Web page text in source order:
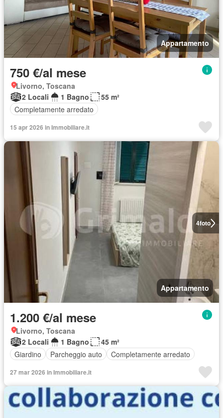
Appartamento
750 €/al mese
Livorno, Toscana
2 Locali
1 Bagno
55 m²
Completamente arredato
15 apr 2026 in Immobiliare.it
4foto
Appartamento
1.200 €/al mese
Livorno, Toscana
2 Locali
1 Bagno
45 m²
Giardino
Parcheggio auto Completamente arredato
27 mar 2026 in Immobiliare.it